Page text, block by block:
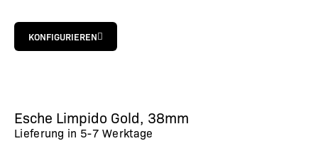
KONFIGURIEREN
Esche Limpido Gold, 38mm
Lieferung in 5-7 Werktage